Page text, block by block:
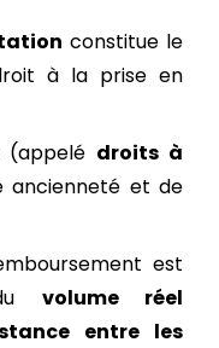
constitue le
à la prise en
(appelé droits à
ancienneté et de
est
volume réel
entre les